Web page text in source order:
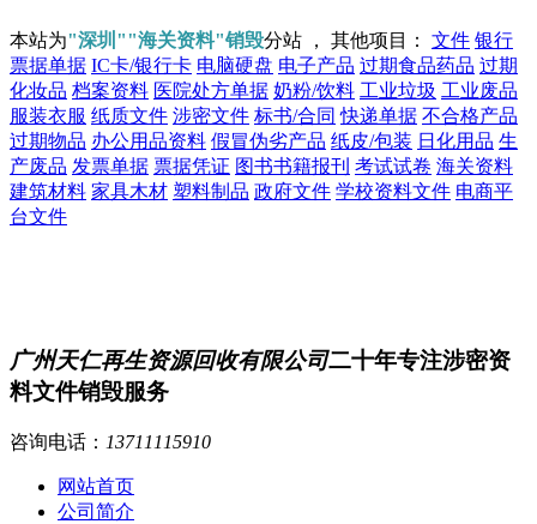
本站为"深圳""海关资料"销毁分站 ， 其他项目： 文件 银行
票据单据 IC卡/银行卡 电脑硬盘 电子产品 过期食品药品 过期
化妆品 档案资料 医院处方单据 奶粉/饮料 工业垃圾 工业废品
服装衣服 纸质文件 涉密文件 标书/合同 快递单据 不合格产品
过期物品 办公用品资料 假冒伪劣产品 纸皮/包装 日化用品 生
产废品 发票单据 票据凭证 图书书籍报刊 考试试卷 海关资料
建筑材料 家具木材 塑料制品 政府文件 学校资料文件 电商平
台文件
广州天仁再生资源回收有限公司二十年专注涉密资
料文件销毁服务
咨询电话： 13711115910
网站首页
公司简介